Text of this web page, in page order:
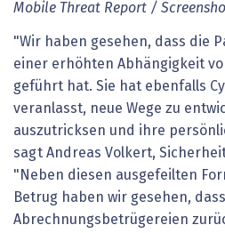
Mobile Threat Report /
"Wir haben gesehen, dass die
einer erhöhten Abhängigkeit
geführt hat. Sie hat ebenfalls
veranlasst, neue Wege zu
auszutricksen und ihre
sagt Andreas Volkert,
"Neben diesen ausgefeilten
Betrug haben wir gesehen,
Abrechnungsbetrügereien